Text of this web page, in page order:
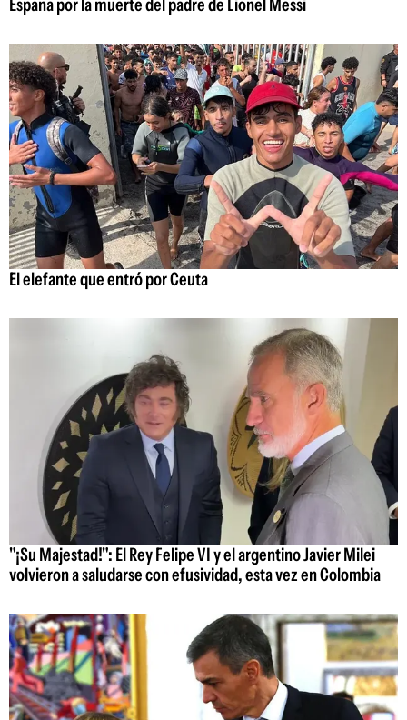
El elefante que entró por Ceuta
"¡Su Majestad!": El Rey Felipe VI y el argentino Javier Milei
volvieron a saludarse con efusividad, esta vez en Colombia